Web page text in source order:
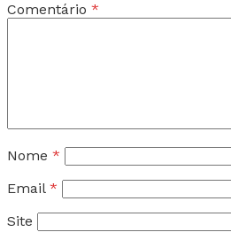
Comentário *
Nome *
Email *
Site